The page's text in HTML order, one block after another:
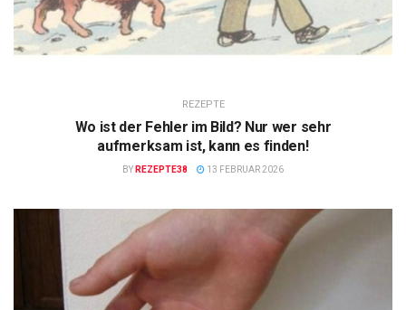
REZEPTE
Wo ist der Fehler im Bild? Nur wer sehr
aufmerksam ist, kann es finden!
BY REZEPTE38 13 FEBRUAR 2026